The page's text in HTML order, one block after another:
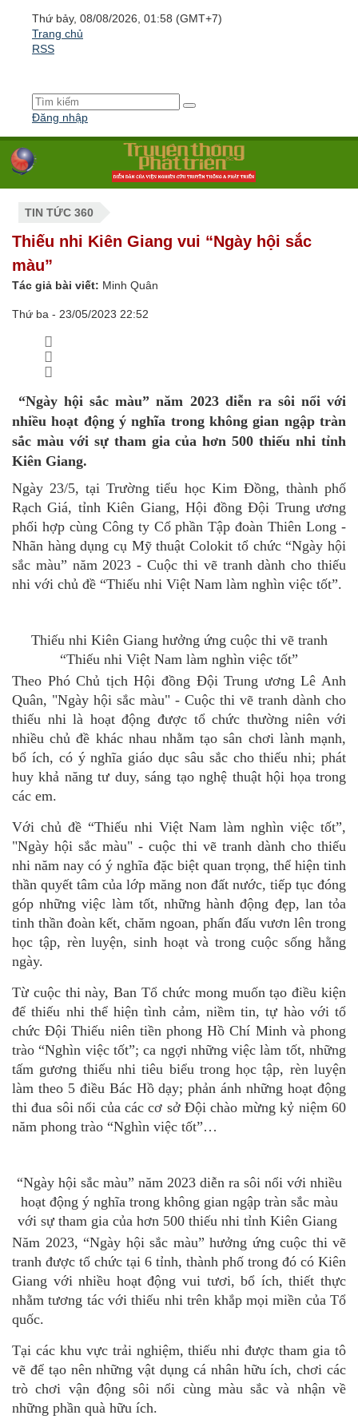
Thứ bảy, 08/08/2026, 01:58 (GMT+7)
Trang chủ
RSS
Đăng nhập
TIN TỨC 360
Thiếu nhi Kiên Giang vui “Ngày hội sắc
màu”
Tác giả bài viết: Minh Quân
Thứ ba - 23/05/2023 22:52
“Ngày hội sắc màu” năm 2023 diễn ra sôi nổi với
nhiều hoạt động ý nghĩa trong không gian ngập tràn
sắc màu với sự tham gia của hơn 500 thiếu nhi tỉnh
Kiên Giang.
Ngày 23/5, tại Trường tiểu học Kim Đồng, thành phố
Rạch Giá, tỉnh Kiên Giang, Hội đồng Đội Trung ương
phối hợp cùng Công ty Cổ phần Tập đoàn Thiên Long -
Nhãn hàng dụng cụ Mỹ thuật Colokit tổ chức “Ngày hội
sắc màu” năm 2023 - Cuộc thi vẽ tranh dành cho thiếu
nhi với chủ đề “Thiếu nhi Việt Nam làm nghìn việc tốt”.
Thiếu nhi Kiên Giang hưởng ứng cuộc thi vẽ tranh
“Thiếu nhi Việt Nam làm nghìn việc tốt”
Theo Phó Chủ tịch Hội đồng Đội Trung ương Lê Anh
Quân, "Ngày hội sắc màu" - Cuộc thi vẽ tranh dành cho
thiếu nhi là hoạt động được tổ chức thường niên với
nhiều chủ đề khác nhau nhằm tạo sân chơi lành mạnh,
bổ ích, có ý nghĩa giáo dục sâu sắc cho thiếu nhi; phát
huy khả năng tư duy, sáng tạo nghệ thuật hội họa trong
các em.
Với chủ đề “Thiếu nhi Việt Nam làm nghìn việc tốt”,
"Ngày hội sắc màu" - cuộc thi vẽ tranh dành cho thiếu
nhi năm nay có ý nghĩa đặc biệt quan trọng, thể hiện tinh
thần quyết tâm của lớp măng non đất nước, tiếp tục đóng
góp những việc làm tốt, những hành động đẹp, lan tỏa
tinh thần đoàn kết, chăm ngoan, phấn đấu vươn lên trong
học tập, rèn luyện, sinh hoạt và trong cuộc sống hằng
ngày.
Từ cuộc thi này, Ban Tổ chức mong muốn tạo điều kiện
để thiếu nhi thể hiện tình cảm, niềm tin, tự hào với tổ
chức Đội Thiếu niên tiền phong Hồ Chí Minh và phong
trào “Nghìn việc tốt”; ca ngợi những việc làm tốt, những
tấm gương thiếu nhi tiêu biểu trong học tập, rèn luyện
làm theo 5 điều Bác Hồ dạy; phản ánh những hoạt động
thi đua sôi nổi của các cơ sở Đội chào mừng kỷ niệm 60
năm phong trào “Nghìn việc tốt”…
“Ngày hội sắc màu” năm 2023 diễn ra sôi nổi với nhiều
hoạt động ý nghĩa trong không gian ngập tràn sắc màu
với sự tham gia của hơn 500 thiếu nhi tỉnh Kiên Giang
Năm 2023, “Ngày hội sắc màu” hưởng ứng cuộc thi vẽ
tranh được tổ chức tại 6 tỉnh, thành phố trong đó có Kiên
Giang với nhiều hoạt động vui tươi, bổ ích, thiết thực
nhằm tương tác với thiếu nhi trên khắp mọi miền của Tổ
quốc.
Tại các khu vực trải nghiệm, thiếu nhi được tham gia tô
vẽ để tạo nên những vật dụng cá nhân hữu ích, chơi các
trò chơi vận động sôi nổi cùng màu sắc và nhận về
những phần quà hữu ích.